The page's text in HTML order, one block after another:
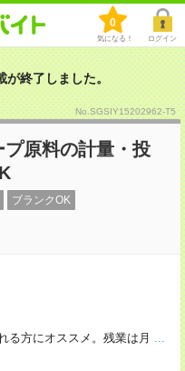
0
気になる！ ログイン
終了しました。
No.SGSIY15202962-T5
プ原料の計量・投
ブランクOK
方にオススメ。残業は月 ...